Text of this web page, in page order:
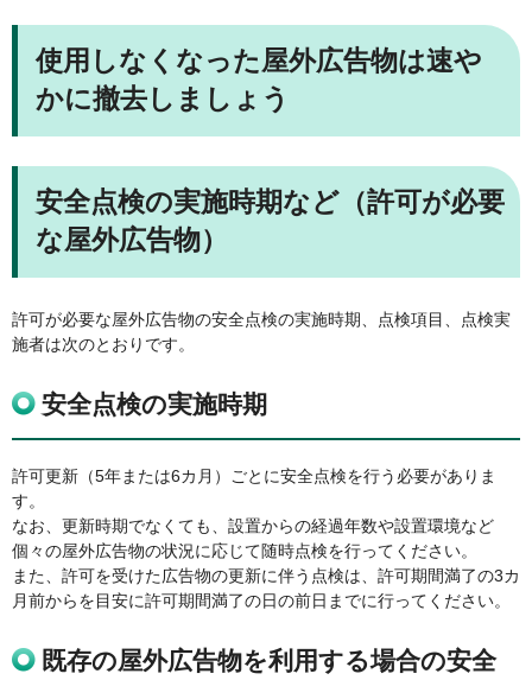
使用しなくなった屋外広告物は速や
かに撤去しましょう
安全点検の実施時期など（許可が必要
な屋外広告物）
許可が必要な屋外広告物の安全点検の実施時期、点検項目、点検実
施者は次のとおりです。
安全点検の実施時期
許可更新（5年または6カ月）ごとに安全点検を行う必要がありま
す。
なお、更新時期でなくても、設置からの経過年数や設置環境など
個々の屋外広告物の状況に応じて随時点検を行ってください。
また、許可を受けた広告物の更新に伴う点検は、許可期間満了の3カ
月前からを目安に許可期間満了の日の前日までに行ってください。
既存の屋外広告物を利用する場合の安全